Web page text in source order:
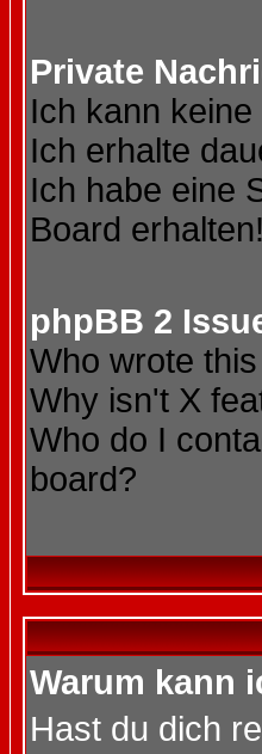
Private
Ich kann
Ich erhalte
Ich habe eine
Board erhalten!
phpBB 2
Who wrote
Why isn't X
Who do I
board?
Warum kann
Hast du dich